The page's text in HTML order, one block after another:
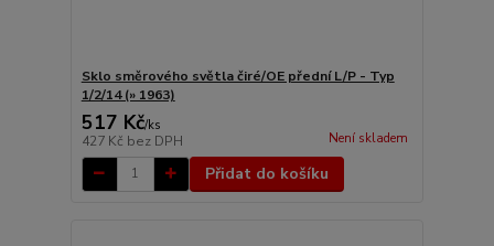
Sklo směrového světla čiré/OE přední L/P - Typ
1/2/14 (» 1963)
517 Kč/ks
427 Kč bez DPH Není skladem
Přidat do košíku